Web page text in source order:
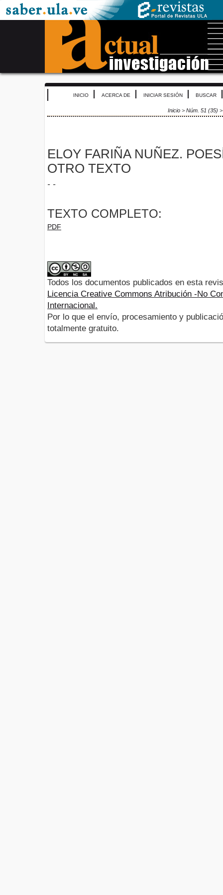
INICIO ACERCA DE INICIAR SESIÓN BUSCAR
Inicio> Núm. 51 (35)
ELOY FARIÑA NUÑEZ.
OTRO TEXTO
- -
TEXTO COMPLETO:
PDF
Todos los documentos publicados en esta
Licencia Creative Commons Atribución -No
Internacional.
Por lo que el envío, procesamiento y
totalmente gratuito.